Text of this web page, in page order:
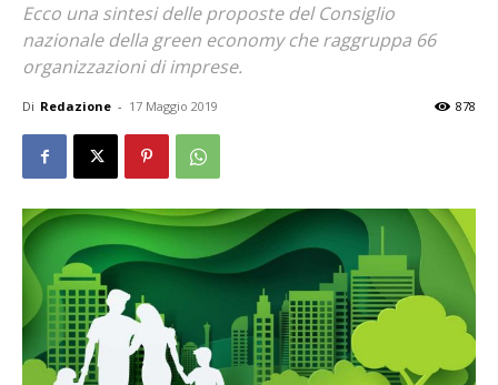
Ecco una sintesi delle proposte del Consiglio
nazionale della green economy che raggruppa 66
organizzazioni di imprese.
Di Redazione - 17 Maggio 2019 878